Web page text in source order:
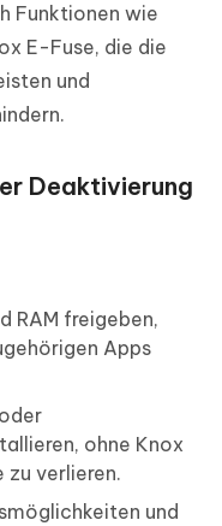
Funktionen wie
E-Fuse, die die
und
Deaktivierung
RAM freigeben,
Apps
ohne Knox
zu verlieren.
und